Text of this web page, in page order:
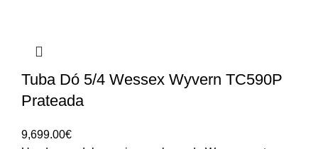
Tuba Dó 5/4 Wessex Wyvern TC590P
Prateada
9,699.00€